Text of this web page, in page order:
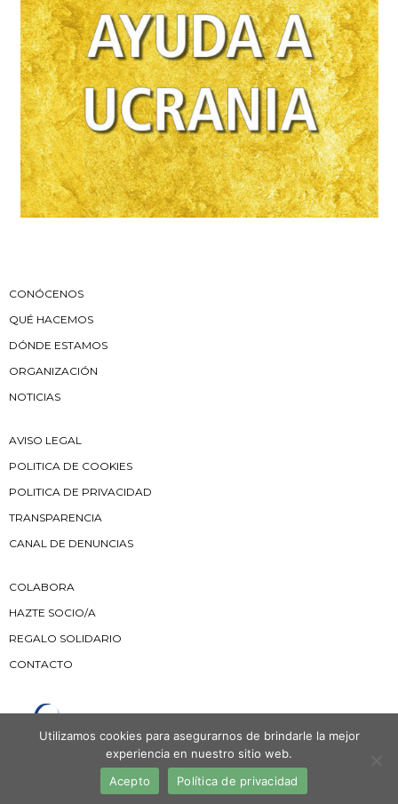
CONÓCENOS
QUÉ HACEMOS
DÓNDE ESTAMOS
ORGANIZACIÓN
NOTICIAS
AVISO LEGAL
POLITICA DE COOKIES
POLITICA DE PRIVACIDAD
TRANSPARENCIA
CANAL DE DENUNCIAS
COLABORA
HAZTE SOCIO/A
REGALO SOLIDARIO
CONTACTO
Utilizamos cookies para asegurarnos de brindarle la mejor
experiencia en nuestro sitio web.
Acepto
Política de privacidad